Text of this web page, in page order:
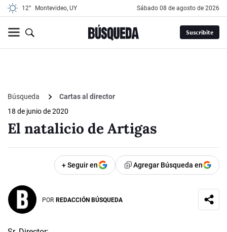
12° Montevideo, UY sábado 08 de agosto de 2026
Suscribite
Búsqueda
Cartas al director
18 de junio de 2020
El natalicio de Artigas
+ Seguir en Agregar Búsqueda en
POR REDACCIÓN BÚSQUEDA